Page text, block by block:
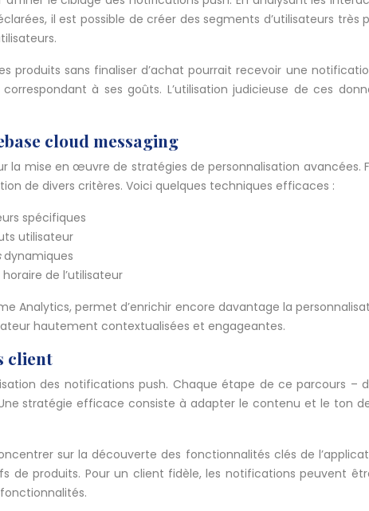
il est possible de créer des segments d’utilisateurs
produits sans finaliser d’achat pourrait recevoir une
à ses goûts. L’utilisation judicieuse de ces
cloud messaging
la mise en œuvre de stratégies de personnalisation
de divers critères. Voici quelques techniques efficaces :
spécifiques
utilisateur
dynamiques
de l’utilisateur
Analytics, permet d’enrichir encore davantage la
hautement contextualisées et engageantes.
client
des notifications push. Chaque étape de ce parcours
stratégie efficace consiste à adapter le contenu et le ton
sur la découverte des fonctionnalités clés de
produits. Pour un client fidèle, les notifications peuvent